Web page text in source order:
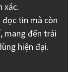
xác.
tin mà còn
mang đến trải
hiện đại.